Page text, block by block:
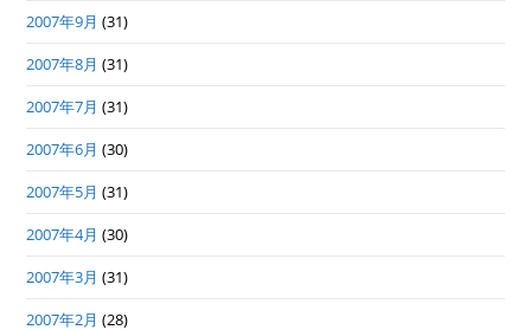
2007年9月 (31)
2007年8月 (31)
2007年7月 (31)
2007年6月 (30)
2007年5月 (31)
2007年4月 (30)
2007年3月 (31)
2007年2月 (28)